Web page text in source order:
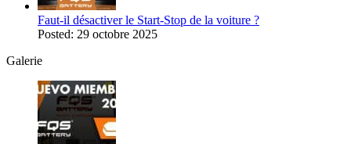
Faut-il désactiver le Start-Stop de la voiture ?
Posted: 29 octobre 2025
Galerie